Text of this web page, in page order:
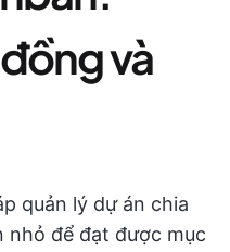
và
quản lý dự án chia
nhỏ để đạt được mục